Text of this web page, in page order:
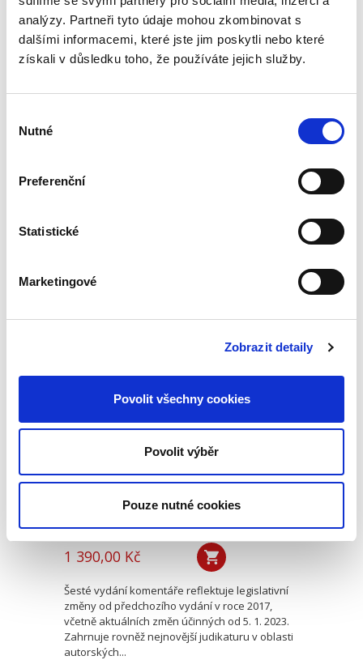
analýzy. Partneři tyto údaje mohou zkombinovat s
dalšími informacemi, které jste jim poskytli nebo které
získali v důsledku toho, že používáte jejich služby.
souhlasu
Nutné
Preferenční
Statistické
Marketingové
Zobrazit detaily
Povolit všechny cookies
Povolit výběr
Pouze nutné cookies
Proměny
soukromého práva
Jan Škrabka
490,00 Kč
soukromého práva v letech 2020 až 2022. V této
republiky, zasažena vlnou...
Autorský zákon.
Komentář. 6. vydání
1 390,00 Kč
Šesté vydání komentáře reflektuje legislativní
změny od předchozího vydání v roce 2017,
včetně aktuálních změn účinných od 5. 1. 2023.
Zahrnuje rovněž nejnovější judikaturu v oblasti
autorských...